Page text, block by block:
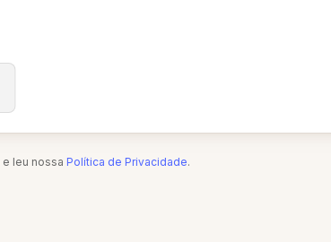
e leu nossa Política de Privacidade.